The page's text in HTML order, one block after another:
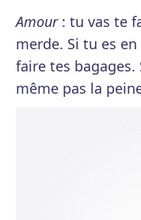
Amour: tu vas te
merde. Si tu es
faire tes
même pas la